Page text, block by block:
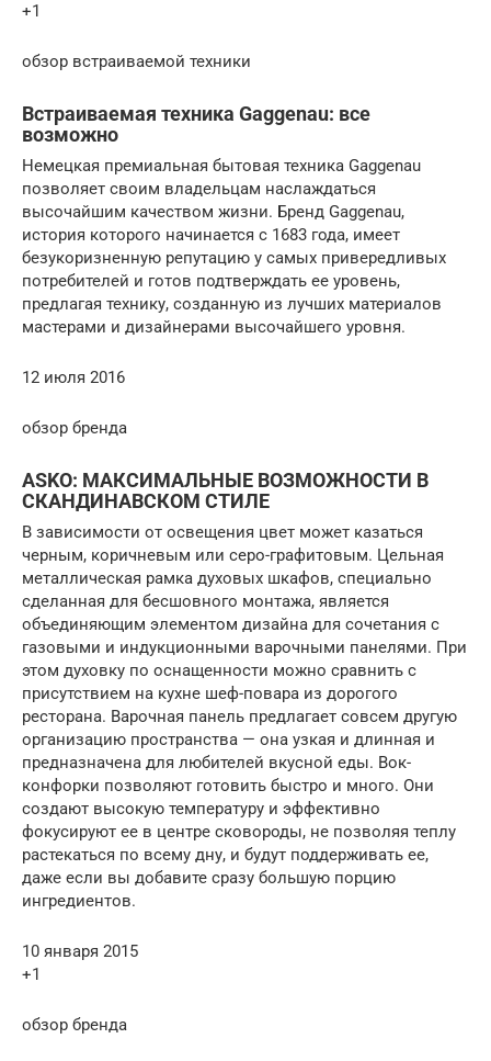
+1
обзор встраиваемой техники
Встраиваемая техника Gaggenau: все
возможно
Немецкая премиальная бытовая техника Gaggenau
позволяет своим владельцам наслаждаться
высочайшим качеством жизни. Бренд Gaggenau,
история которого начинается с 1683 года, имеет
безукоризненную репутацию у самых привередливых
потребителей и готов подтверждать ее уровень,
предлагая технику, созданную из лучших материалов
мастерами и дизайнерами высочайшего уровня.
12 июля 2016
обзор бренда
ASKO: МАКСИМАЛЬНЫЕ ВОЗМОЖНОСТИ В
СКАНДИНАВСКОМ СТИЛЕ
В зависимости от освещения цвет может казаться
черным, коричневым или серо-графитовым. Цельная
металлическая рамка духовых шкафов, специально
сделанная для бесшовного монтажа, является
объединяющим элементом дизайна для сочетания с
газовыми и индукционными варочными панелями. При
этом духовку по оснащенности можно сравнить с
присутствием на кухне шеф-повара из дорогого
ресторана. Варочная панель предлагает совсем другую
организацию пространства — она узкая и длинная и
предназначена для любителей вкусной еды. Вок-
конфорки позволяют готовить быстро и много. Они
создают высокую температуру и эффективно
фокусируют ее в центре сковороды, не позволяя теплу
растекаться по всему дну, и будут поддерживать ее,
даже если вы добавите сразу большую порцию
ингредиентов.
10 января 2015
+1
обзор бренда